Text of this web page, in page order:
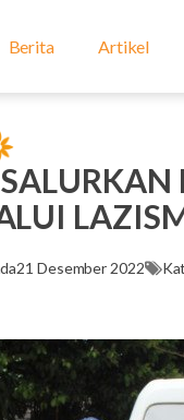
Berita Artikel
21 Desember 2022